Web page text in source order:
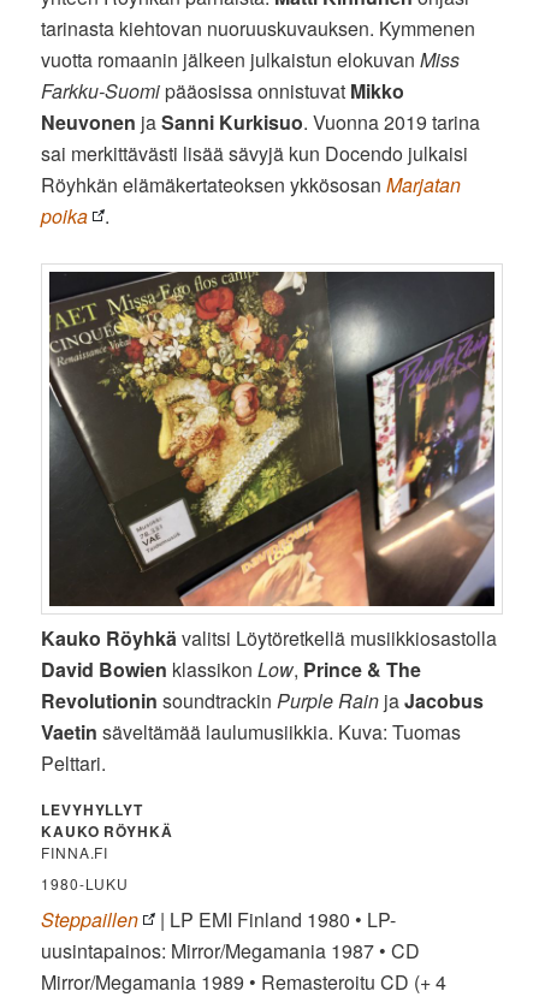
tarinasta kiehtovan nuoruuskuvauksen. Kymmenen
vuotta romaanin jälkeen julkaistun elokuvanMiss
Farkku-Suomipääosissa onnistuvat Mikko
Neuvonen jaSanni Kurkisuo. Vuonna 2019 tarina
sai merkittävästi lisää sävyjä kun Docendo julkaisi
Röyhkän elämäkertateoksen ykkösosanMarjatan
poika
.
Kauko Röyhkävalitsi Löytöretkellä musiikkiosastolla
David Bowien klassikonLow, Prince & The
Revolutionin soundtrackinPurple Rain jaJacobus
Vaetin säveltämää laulumusiikkia. Kuva: Tuomas
Pelttari.
LEVYHYLLYT
KAUKO RÖYHKÄ
FINNA.FI
1980-LUKU
Steppaillen
| LP EMI Finland 1980 • LP-
uusintapainos: Mirror/Megamania 1987 • CD
Mirror/Megamania 1989 • Remasteroitu CD (+ 4